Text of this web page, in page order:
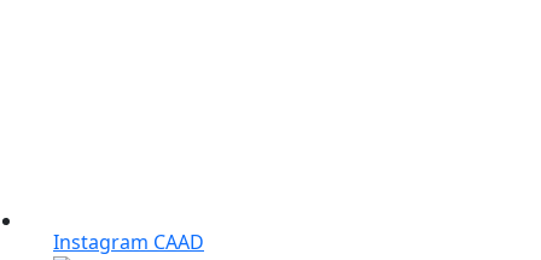
Instagram CAAD